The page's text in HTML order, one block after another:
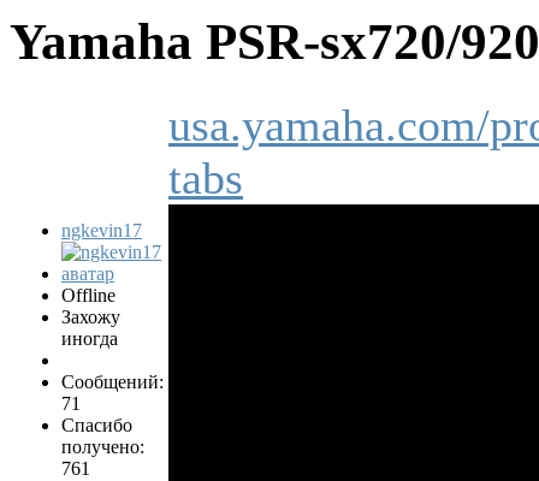
Yamaha PSR-sx720/
ngkevin17
Offline
Захожу
иногда
Сообщений:
71
Спасибо
получено:
761
usa.yamaha.com/
tabs